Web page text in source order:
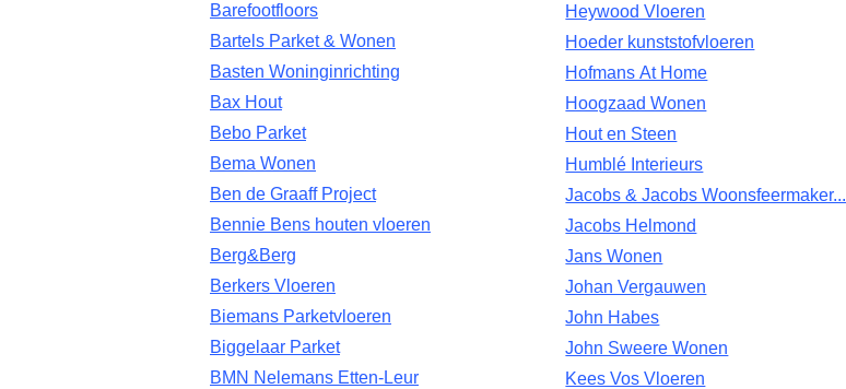
Barefootfloors
Bartels Parket & Wonen
Basten Woninginrichting
Bax Hout
Bebo Parket
Bema Wonen
Ben de Graaff Project
Bennie Bens houten vloeren
Berg&Berg
Berkers Vloeren
Biemans Parketvloeren
Biggelaar Parket
BMN Nelemans Etten-Leur
Heywood Vloeren
Hoeder kunststofvloeren
Hofmans At Home
Hoogzaad Wonen
Hout en Steen
Humblé Interieurs
Jacobs & Jacobs Woonsfeermaker...
Jacobs Helmond
Jans Wonen
Johan Vergauwen
John Habes
John Sweere Wonen
Kees Vos Vloeren